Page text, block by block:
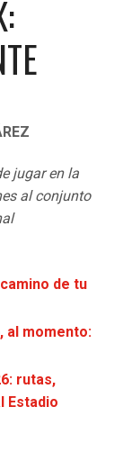
jugar en la
al conjunto
de tu
al momento:
rutas,
Estadio